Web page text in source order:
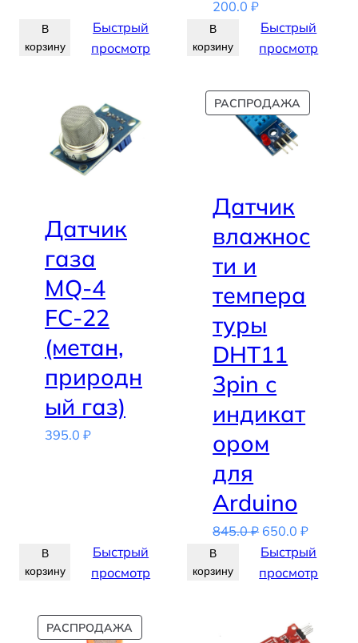
В
корзину
Быстрый
просмотр
200.0₽
В
корзину
Быстрый
просмотр
Датчик
газа
MQ-4
FC-22
(метан,
природн
ый газ)
395.0 ₽
В
корзину
Быстрый
просмотр
РАСПРОДАЖА
ТОВАР
Датчик
влажнос
ти и
темпера
туры
DHT11
3pin с
индикат
ором
для
Arduino
845.0₽
цена
составляла
650.0₽
цена:
650.0 ₽.
В
корзину
Быстрый
просмотр
РАСПРОДАЖА